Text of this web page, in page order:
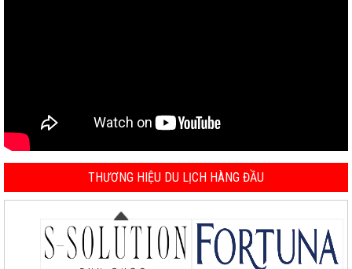
THƯƠNG HIỆU DU LỊCH HÀNG ĐẦU